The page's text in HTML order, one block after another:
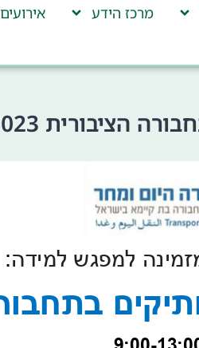
מרכז הידע אירועים
7.9.2023